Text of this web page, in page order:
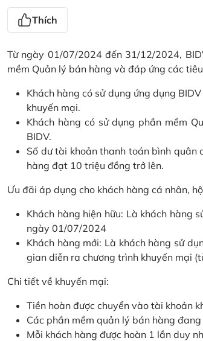
Thích
Từ ngày 01/07/2024 đến 31/12/2024,
mềm Quản lý bán hàng và đáp ứng các
Khách hàng có sử dụng ứng dụng
khuyến mại.
Khách hàng có sử dụng phần mềm
BIDV.
Số dư tài khoản thanh toán bình
hàng đạt 10 triệu đồng trở lên.
Ưu đãi áp dụng cho khách hàng cá nhân,
Khách hàng hiện hữu: Là khách hàng
ngày 01/07/2024
Khách hàng mới: Là khách hàng sử
gian diễn ra chương trình khuyến mại
Chi tiết về khuyến mại:
Tiền hoàn được chuyển vào tài khoản
Các phần mềm quản lý bán hàng
Mỗi khách hàng được hoàn 1 lần duy